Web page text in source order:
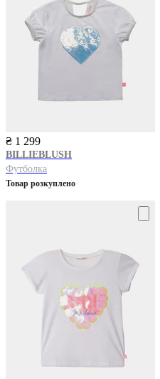
₴ 1 299
BILLIEBLUSH
Футболка
Товар розкуплено